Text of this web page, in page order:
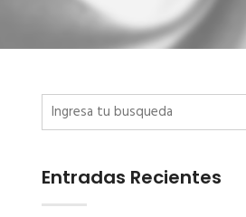
Entradas Recientes